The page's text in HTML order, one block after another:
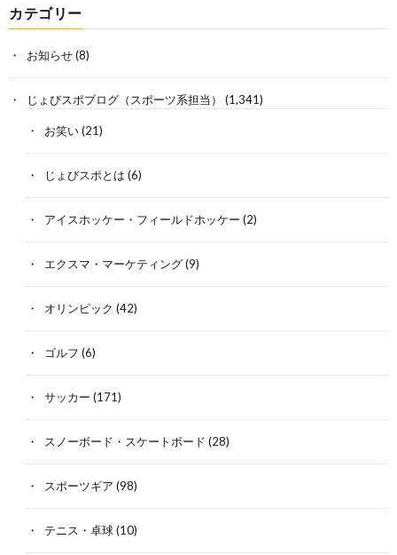
カテゴリー
お知らせ(8)
じょびスポブログ（スポーツ系担当） (1,341)
お笑い(21)
じょびスポとは (6)
アイスホッケー・フィールドホッケー (2)
エクスマ・マーケティング(9)
オリンピック (42)
ゴルフ (6)
サッカー (171)
スノーボード・スケートボード (28)
スポーツギア (98)
テニス・卓球(10)